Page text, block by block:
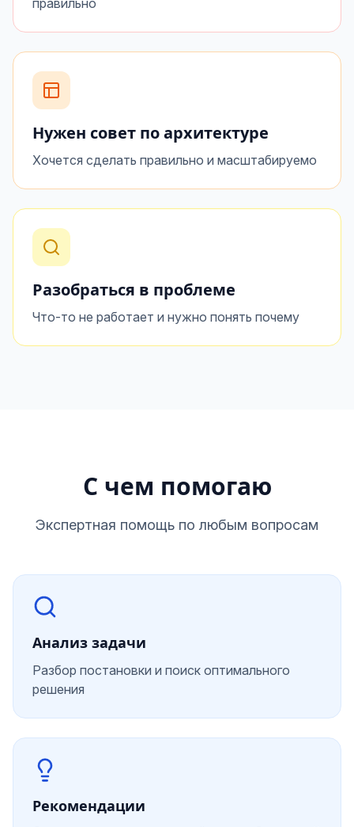
правильно
Нужен совет по архитектуре
Хочется сделать правильно и масштабируемо
Разобраться в проблеме
Что-то не работает и нужно понять почему
С чем помогаю
Экспертная помощь по любым вопросам
Анализ задачи
Разбор постановки и поиск оптимального
решения
Рекомендации